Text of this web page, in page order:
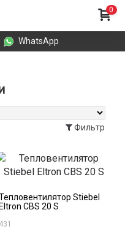
WhatsApp
0
Фильтр
Stiebel
Eltron CBS 20 S
431